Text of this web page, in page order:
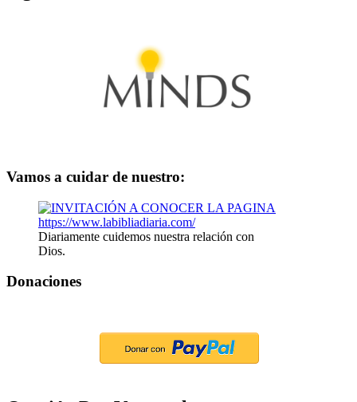
Vamos a cuidar de nuestro:
Diariamente cuidemos nuestra relación con
Dios.
Donaciones